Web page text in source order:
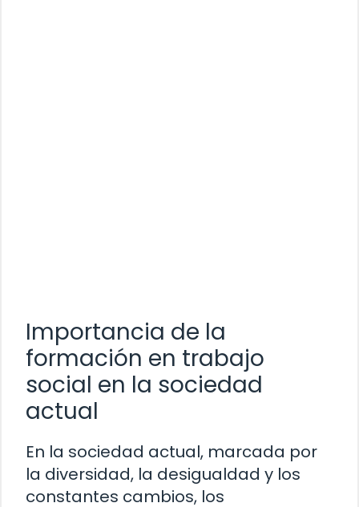
Importancia de la
formación en trabajo
social en la sociedad
actual
En la sociedad actual, marcada por
la diversidad, la desigualdad y los
constantes cambios, los